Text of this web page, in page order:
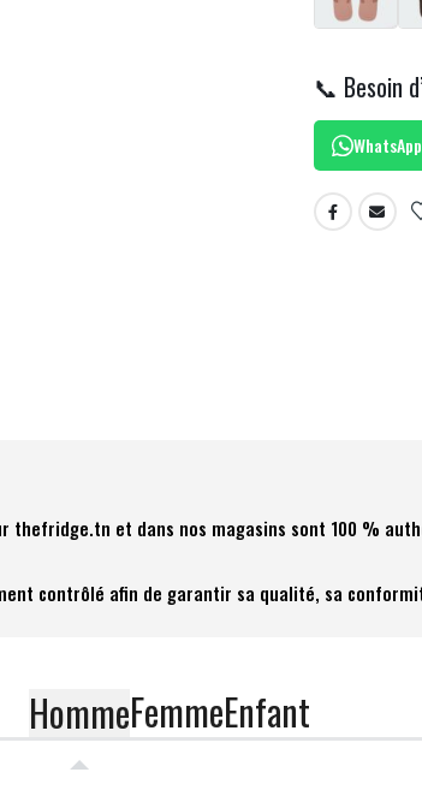
📞 Besoin
WhatsApp
thefridge.tn et dans nos magasins sont 100 %
contrôlé afin de garantir sa qualité, sa
HommeFemmeEnfant